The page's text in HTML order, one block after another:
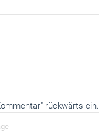
rückwärts ein.